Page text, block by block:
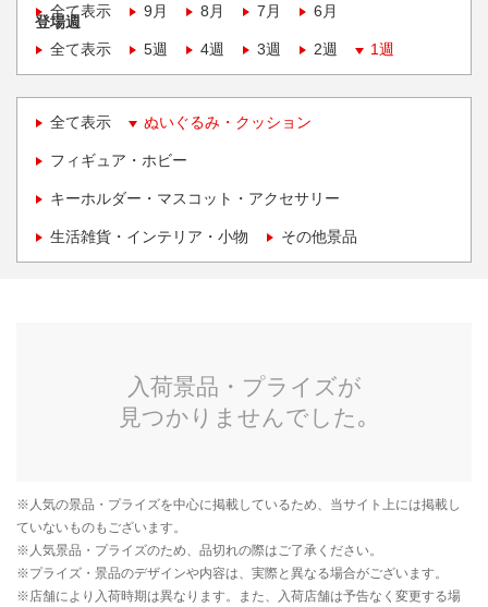
全て表示
9月 8月 7月 6月
登場週
全て表示
5週 4週 3週 2週 1週
全て表示 ぬいぐるみ・クッション
フィギュア・ホビー
キーホルダー・マスコット・アクセサリー
生活雑貨・インテリア・小物 その他景品